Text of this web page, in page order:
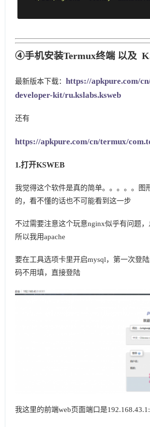
④手机安装Termux终端 以及
最新版本下载： https://apkpure.com/
developer-kit/ru.kslabs.ksweb
还有
https://apkpure.com/cn/termux/
1.打开KSWEB
我觉得这个软件是真的简单。。。。。图
的，看不懂的话也不可能看到这一步
不过需要注意这个玩意nginx似乎有问题，
所以我用apache
要在工具选项卡里开启mysql，第一次登
码不用填，直接登陆
我这里的前端web页面端口是